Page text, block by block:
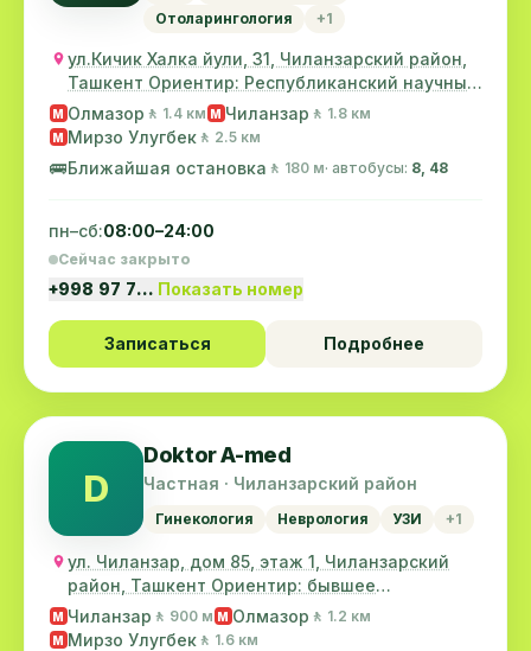
Отоларингология
+1
ул.Кичик Халка йули, 31, Чиланзарский район,
Ташкент Ориентир: Республиканский научный
цен...
M Олмазор 🚶 1.4 км M Чиланзар 🚶 1.8 км
M Мирзо Улугбек 🚶 2.5 км
🚌Ближайшая остановка 🚶 180 м· автобусы: 8, 48
пн–сб:08:00–24:00
Сейчас закрыто
+998 97 7… Показать номер
Записаться Подробнее
D
Doktor A-med
Частная · Чиланзарский район
Гинекология Неврология УЗИ +1
ул. Чиланзар, дом 85, этаж 1, Чиланзарский
район, Ташкент Ориентир: бывшее
Американское по...
M Чиланзар 🚶 900 м M Олмазор 🚶 1.2 км
M Мирзо Улугбек 🚶 1.6 км